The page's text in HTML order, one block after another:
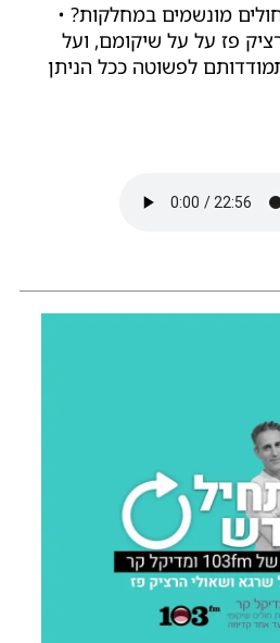
מונשמים במחלקות? •
על על שיקומם, ועל
לפשוטה ככל הניתן